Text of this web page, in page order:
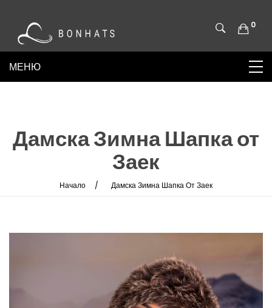
0
Дамска Зимна Шапка от
Заек
Начало Дамска Зимна Шапка От Заек